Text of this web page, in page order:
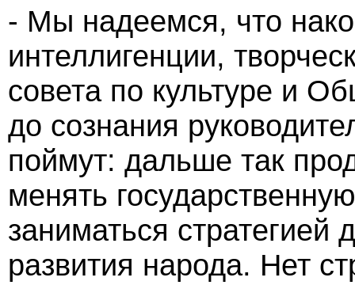
- Мы надеемся, что
интеллигенции,
совета по культуре и
до сознания
поймут: дальше так
менять
заниматься стратегией
развития народа. Нет